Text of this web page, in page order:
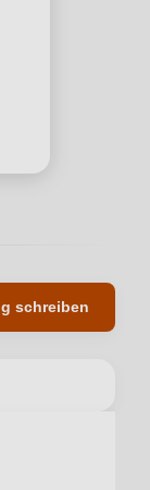
schreiben